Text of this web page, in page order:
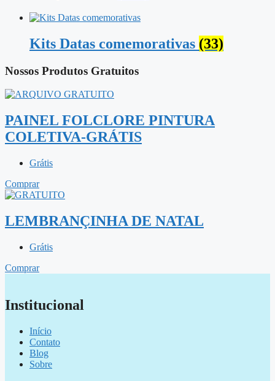
Kits Datas comemorativas (33)
Nossos Produtos Gratuitos
PAINEL FOLCLORE PINTURA
COLETIVA-GRÁTIS
Grátis
Comprar
LEMBRANÇINHA DE NATAL
Grátis
Comprar
Institucional
Início
Contato
Blog
Sobre